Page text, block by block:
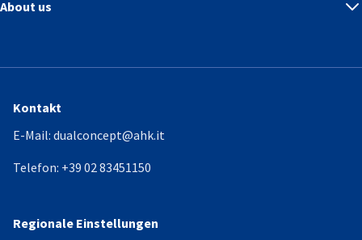
About us
Kontakt
E-Mail: dualconcept@ahk.it
Telefon: +39 02 83451150
Regionale Einstellungen